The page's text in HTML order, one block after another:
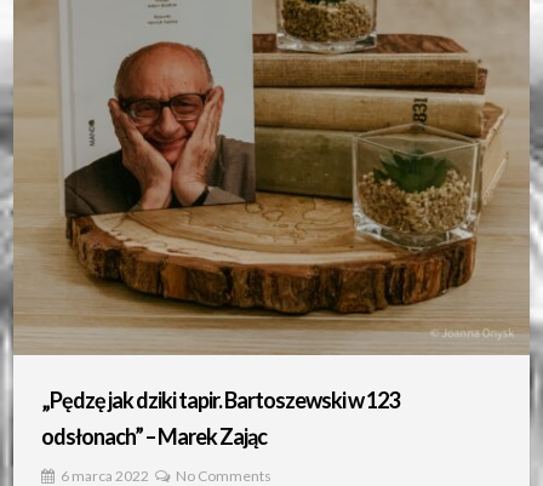
„Pędzę jak dziki tapir. Bartoszewski w 123
odsłonach” – Marek Zając
6 marca 2022 No Comments